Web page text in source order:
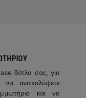
δίπλα σας, για
ανακαλύψετε
και να